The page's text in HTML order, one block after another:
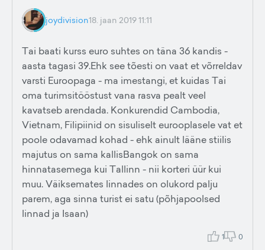
joydivision18. jaan 2019 11:11
Tai baati kurss euro suhtes on täna 36 kandis -
aasta tagasi 39.Ehk see tõesti on vaat et võrreldav
varsti Euroopaga - ma imestangi, et kuidas Tai
oma turimsitööstust vana rasva pealt veel
kavatseb arendada. Konkurendid Cambodia,
Vietnam, Filipiinid on sisuliselt eurooplasele vat et
poole odavamad kohad - ehk ainult lääne stiilis
majutus on sama kallisBangok on sama
hinnatasemega kui Tallinn - nii korteri üür kui
muu. Väiksemates linnades on olukord palju
parem, aga sinna turist ei satu (põhjapoolsed
linnad ja Isaan)
1 0